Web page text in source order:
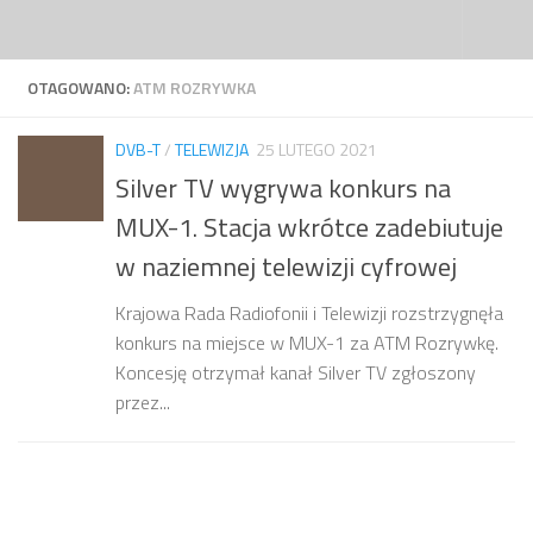
OTAGOWANO:ATM ROZRYWKA
DVB-T/TELEWIZJA 25 LUTEGO 2021
Silver TV wygrywa konkurs na
MUX-1. Stacja wkrótce zadebiutuje
w naziemnej telewizji cyfrowej
Krajowa Rada Radiofonii i Telewizji rozstrzygnęła
konkurs na miejsce w MUX-1 za ATM Rozrywkę.
Koncesję otrzymał kanał Silver TV zgłoszony
przez...